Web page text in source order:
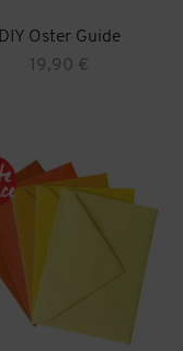
DIY Oster Guide
19,90 €